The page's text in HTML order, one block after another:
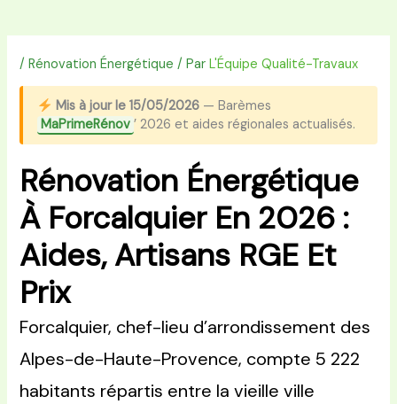
/Rénovation Énergétique / ParL'Équipe Qualité-Travaux
Mis à jour le 15/05/2026 — Barèmes
MaPrimeRénov ’ 2026 et aides régionales actualisés.
Rénovation Énergétique
À Forcalquier En 2026 :
Aides, Artisans RGE Et
Prix
Forcalquier, chef-lieu d’arrondissement des
Alpes-de-Haute-Provence, compte 5 222
habitants répartis entre la vieille ville